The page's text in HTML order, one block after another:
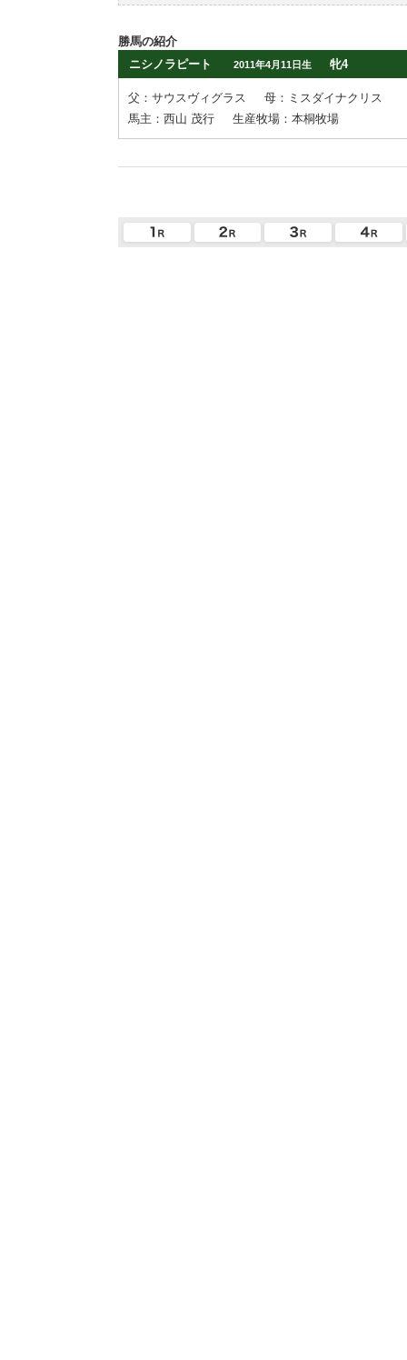
勝馬の紹介
ニシノラピート
2011年4月11日生 牝4
父：サウスヴィグラス
母：ミスダイナクリス
馬主：西山 茂行
生産牧場：本桐牧場